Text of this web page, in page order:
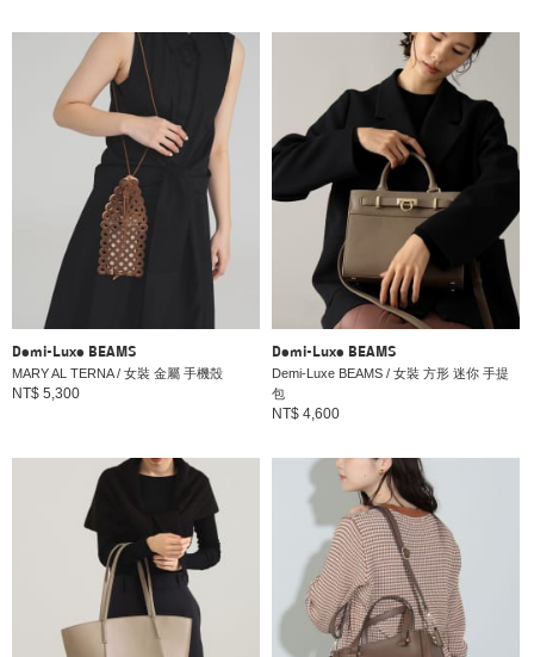
Demi-Luxe BEAMS
MARY AL TERNA / 女裝 金屬 手機殼
NT$ 5,300
Demi-Luxe BEAMS
Demi-Luxe BEAMS / 女裝 方形 迷你 手提
包
NT$ 4,600